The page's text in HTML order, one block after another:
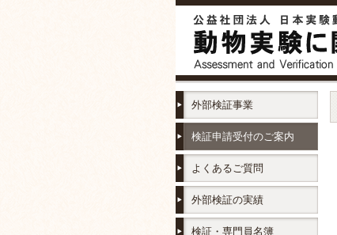
外部検証事業
検証申請受付のご案内
よくあるご質問
外部検証の実績
検証・専門員名簿